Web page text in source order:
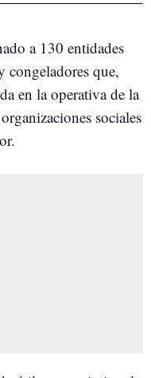
a 130 entidades
congeladores que,
en la operativa de la
sociales